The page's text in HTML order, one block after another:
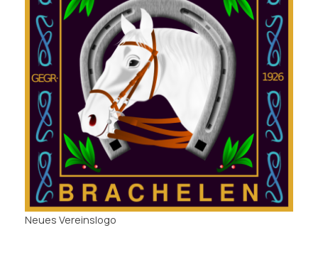
Neues Vereinslogo